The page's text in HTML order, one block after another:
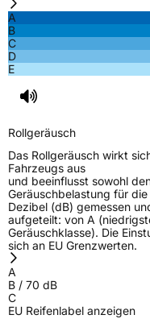
Rollgeräusch (Klasse)
EPREL ID 523445
Allgemeine
HerstellerkontaktILINK,
Verantwortliche
A
B
C
D
E
Rollgeräusch
Das Rollgeräusch wirkt
Fahrzeugs aus
und beeinflusst sowohl
Geräuschbelastung für
Dezibel (dB) gemessen
aufgeteilt: von A
Geräuschklasse). Die
sich an EU Grenzwerten.
A
B / 70 dB
C
EU Reifenlabel anzeigen